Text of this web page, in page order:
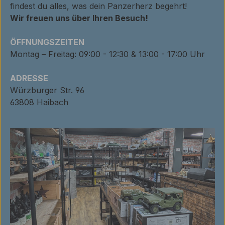
findest du alles, was dein Panzerherz begehrt!
Wir freuen uns über Ihren Besuch!
ÖFFNUNGSZEITEN
Montag – Freitag: 09:00 - 12:30 & 13:00 - 17:00 Uhr
ADRESSE
Würzburger Str. 96
63808 Haibach